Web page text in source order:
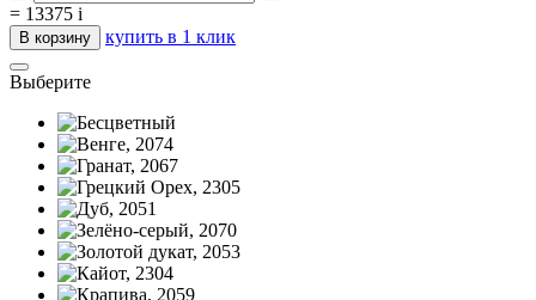
= 13375 i
В корзину купить в 1 клик
Выберите